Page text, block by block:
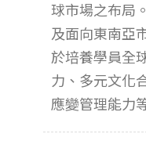
球市場之布局
及面向東南亞
於培養學員全
力、多元文化
應變管理能力